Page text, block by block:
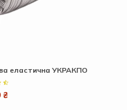
еластична УКРАКПО
₴